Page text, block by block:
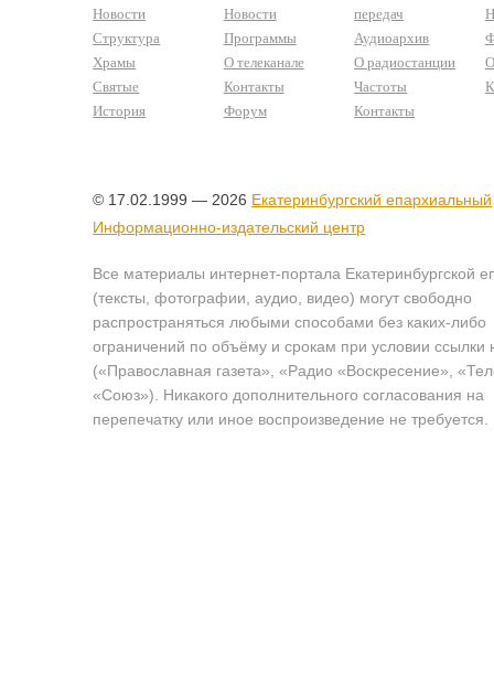
Новости
Структура
Храмы
Святые
История
Новости
Программы
О телеканале
Контакты
Форум
передач
Аудиоархив
О радиостанции
Частоты
Контакты
© 17.02.1999 — 2026 Екатеринбургский епархиальный
Информационно-издательский центр
Все материалы интернет-портала Екатеринбургской
(тексты, фотографии, аудио, видео) могут свободно
распространяться любыми способами без каких-либо
ограничений по объёму и срокам при условии ссылки
(«Православная газета», «Радио «Воскресение»,
«Союз»). Никакого дополнительного согласования на
перепечатку или иное воспроизведение не требуется.